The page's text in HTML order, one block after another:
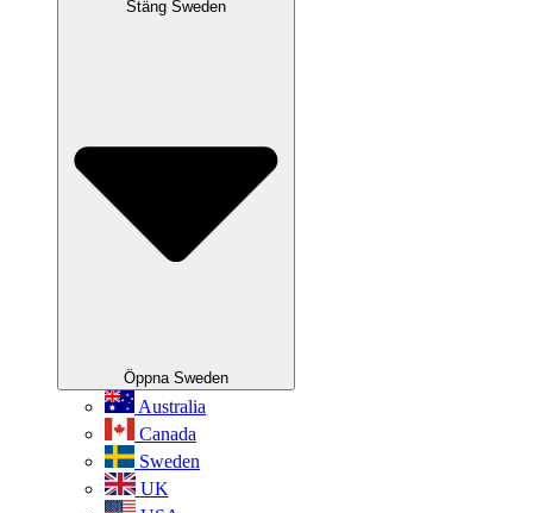
Stäng Sweden
Öppna Sweden
Australia
Canada
Sweden
UK